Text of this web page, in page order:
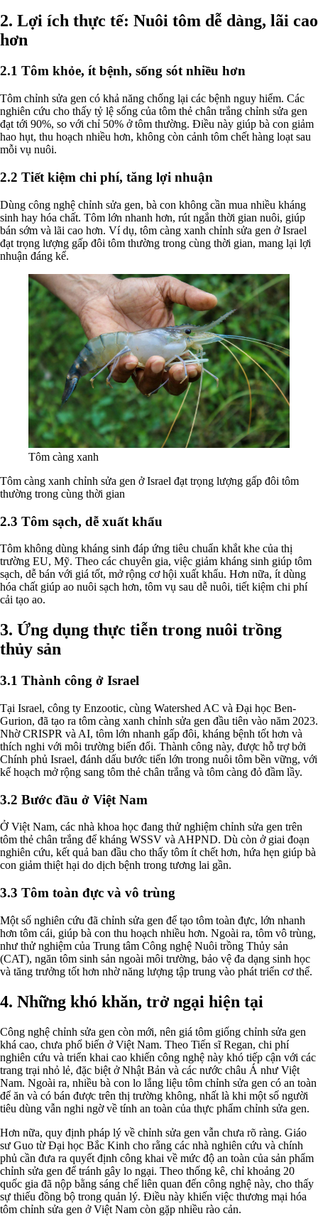
2. Lợi ích thực tế: Nuôi tôm dễ dàng, lãi cao
hơn
2.1 Tôm khỏe, ít bệnh, sống sót nhiều hơn
Tôm chỉnh sửa gen có khả năng chống lại các bệnh nguy hiểm. Các
nghiên cứu cho thấy tỷ lệ sống của tôm thẻ chân trắng chỉnh sửa gen
đạt tới 90%, so với chỉ 50% ở tôm thường. Điều này giúp bà con giảm
hao hụt, thu hoạch nhiều hơn, không còn cảnh tôm chết hàng loạt sau
mỗi vụ nuôi.
2.2 Tiết kiệm chi phí, tăng lợi nhuận
Dùng công nghệ chỉnh sửa gen, bà con không cần mua nhiều kháng
sinh hay hóa chất. Tôm lớn nhanh hơn, rút ngắn thời gian nuôi, giúp
bán sớm và lãi cao hơn. Ví dụ, tôm càng xanh chỉnh sửa gen ở Israel
đạt trọng lượng gấp đôi tôm thường trong cùng thời gian, mang lại lợi
nhuận đáng kể.
Tôm càng xanh
Tôm càng xanh chỉnh sửa gen ở Israel đạt trọng lượng gấp đôi tôm
thường trong cùng thời gian
2.3 Tôm sạch, dễ xuất khẩu
Tôm không dùng kháng sinh đáp ứng tiêu chuẩn khắt khe của thị
trường EU, Mỹ. Theo các chuyên gia, việc giảm kháng sinh giúp tôm
sạch, dễ bán với giá tốt, mở rộng cơ hội xuất khẩu. Hơn nữa, ít dùng
hóa chất giúp ao nuôi sạch hơn, tôm vụ sau dễ nuôi, tiết kiệm chi phí
cải tạo ao.
3. Ứng dụng thực tiễn trong nuôi trồng
thủy sản
3.1 Thành công ở Israel
Tại Israel, công ty Enzootic, cùng Watershed AC và Đại học Ben-
Gurion, đã tạo ra tôm càng xanh chỉnh sửa gen đầu tiên vào năm 2023.
Nhờ CRISPR và AI, tôm lớn nhanh gấp đôi, kháng bệnh tốt hơn và
thích nghi với môi trường biến đổi. Thành công này, được hỗ trợ bởi
Chính phủ Israel, đánh dấu bước tiến lớn trong nuôi tôm bền vững, với
kế hoạch mở rộng sang tôm thẻ chân trắng và tôm càng đỏ đầm lầy.
3.2 Bước đầu ở Việt Nam
Ở Việt Nam, các nhà khoa học đang thử nghiệm chỉnh sửa gen trên
tôm thẻ chân trắng để kháng WSSV và AHPND. Dù còn ở giai đoạn
nghiên cứu, kết quả ban đầu cho thấy tôm ít chết hơn, hứa hẹn giúp bà
con giảm thiệt hại do dịch bệnh trong tương lai gần.
3.3 Tôm toàn đực và vô trùng
Một số nghiên cứu đã chỉnh sửa gen để tạo tôm toàn đực, lớn nhanh
hơn tôm cái, giúp bà con thu hoạch nhiều hơn. Ngoài ra, tôm vô trùng,
như thử nghiệm của Trung tâm Công nghệ Nuôi trồng Thủy sản
(CAT), ngăn tôm sinh sản ngoài môi trường, bảo vệ đa dạng sinh học
và tăng trưởng tốt hơn nhờ năng lượng tập trung vào phát triển cơ thể.
4. Những khó khăn, trở ngại hiện tại
Công nghệ chỉnh sửa gen còn mới, nên giá tôm giống chỉnh sửa gen
khá cao, chưa phổ biến ở Việt Nam. Theo Tiến sĩ Regan, chi phí
nghiên cứu và triển khai cao khiến công nghệ này khó tiếp cận với các
trang trại nhỏ lẻ, đặc biệt ở Nhật Bản và các nước châu Á như Việt
Nam. Ngoài ra, nhiều bà con lo lắng liệu tôm chỉnh sửa gen có an toàn
để ăn và có bán được trên thị trường không, nhất là khi một số người
tiêu dùng vẫn nghi ngờ về tính an toàn của thực phẩm chỉnh sửa gen.
Hơn nữa, quy định pháp lý về chỉnh sửa gen vẫn chưa rõ ràng. Giáo
sư Guo từ Đại học Bắc Kinh cho rằng các nhà nghiên cứu và chính
phủ cần đưa ra quyết định công khai về mức độ an toàn của sản phẩm
chỉnh sửa gen để tránh gây lo ngại. Theo thống kê, chỉ khoảng 20
quốc gia đã nộp bằng sáng chế liên quan đến công nghệ này, cho thấy
sự thiếu đồng bộ trong quản lý. Điều này khiến việc thương mại hóa
tôm chỉnh sửa gen ở Việt Nam còn gặp nhiều rào cản.